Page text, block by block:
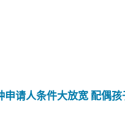
申请人条件大放宽 配偶